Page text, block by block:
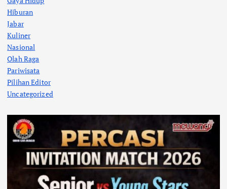
Hiburan
Jabar
Kuliner
Nasional
Olah Raga
Pariwisata
Pilihan Editor
Uncategorized